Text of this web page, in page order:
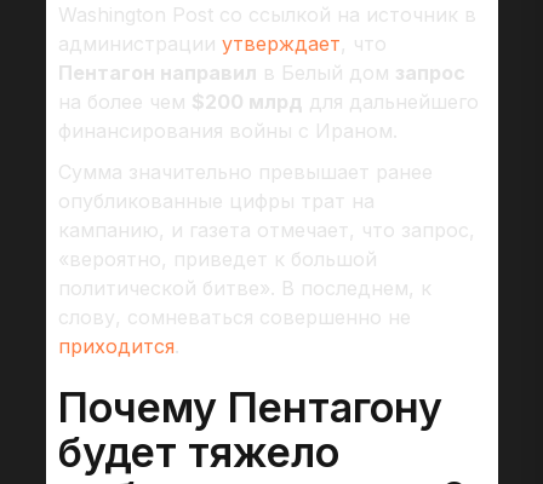
Washington Post со ссылкой на источник в
администрации утверждает, что
Пентагон направил в Белый дом запрос
на более чем $200 млрд для дальнейшего
финансирования войны с Ираном.
Сумма значительно превышает ранее
опубликованные цифры трат на
кампанию, и газета отмечает, что запрос,
«вероятно, приведет к большой
политической битве». В последнем, к
слову, сомневаться совершенно не
приходится.
Почему Пентагону
будет тяжело